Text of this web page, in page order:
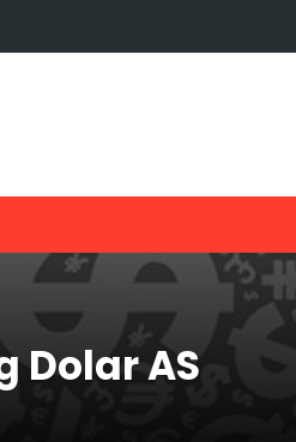
Dolar AS